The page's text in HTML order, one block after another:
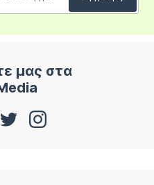
μας στα